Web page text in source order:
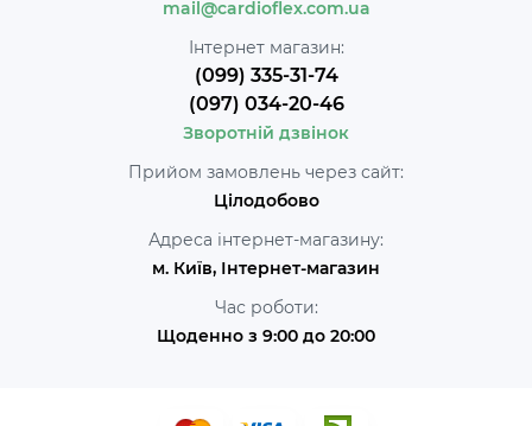
mail@cardioflex.com.ua
Інтернет магазин:
(099) 335-31-74
(097) 034-20-46
Зворотній дзвінок
Прийом замовлень через сайт:
Цілодобово
Адреса інтернет-магазину:
м. Київ, Інтернет-магазин
Час роботи:
Щоденно з 9:00 до 20:00